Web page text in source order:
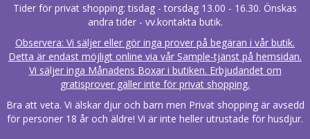
Tider för privat shopping: tisdag - torsdag 13.00 - 16.30. Önskas
andra tider - vv.kontakta butik.
Observera: Vi säljer eller gör inga prover på begäran i vår butik.
Detta är endast möjligt online via vår Sample-tjänst på hemsidan.
Vi säljer inga Månadens Boxar i butiken. Erbjudandet om
gratisprover gäller inte för privat shopping.
Bra att veta. Vi älskar djur och barn men Privat shopping är avsedd
för personer 18 år och äldre! Vi är inte heller utrustade för husdjur.